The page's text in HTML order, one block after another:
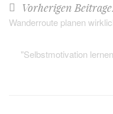
Vorherigen
Wanderroute planen
"Selbstmotivation